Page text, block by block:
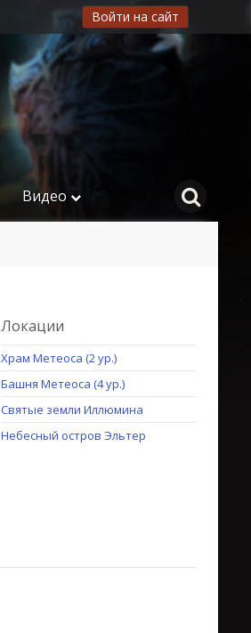
Войти на сайт
Видео
Локации
Храм Метеоса (2 ур.)
Башня Метеоса (4 ур.)
Святые земли Иллюмина
Небесный остров Эльтер